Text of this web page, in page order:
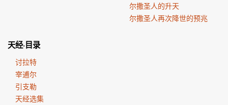
尔撒圣人的升天
尔撒圣人再次降世的预兆
天经·目录
讨拉特
宰逋尔
引支勒
天经选集